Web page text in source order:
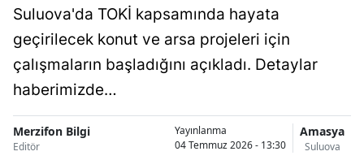
Suluova'da TOKİ kapsamında hayata
geçirilecek konut ve arsa projeleri için
çalışmaların başladığını açıkladı. Detaylar
haberimizde…
Merzifon Bilgi
Editör
Yayınlanma
04 Temmuz 2026 - 13:30
Amasya
Suluova